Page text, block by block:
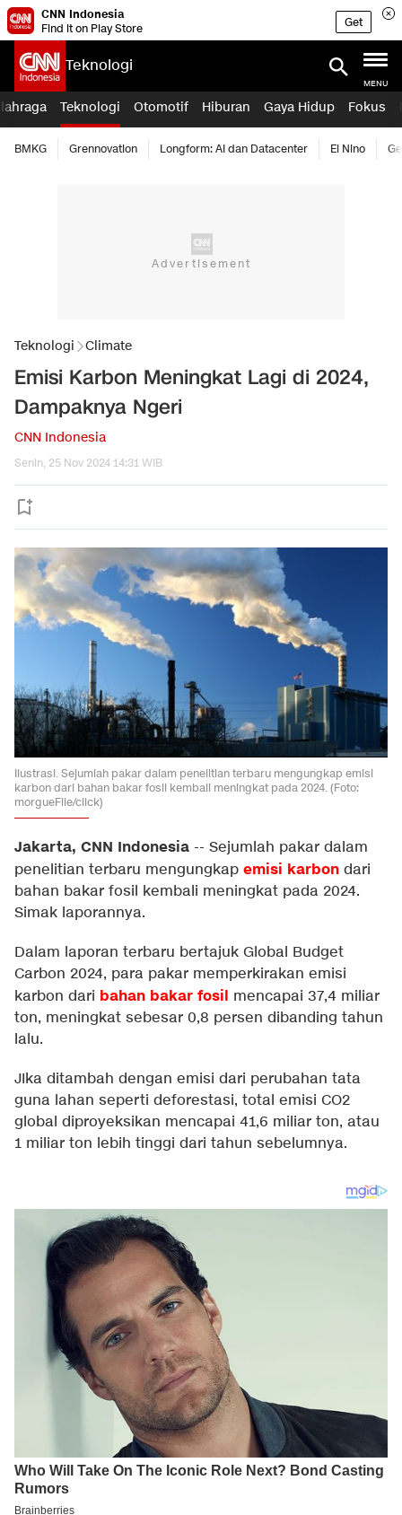
CNN Indonesia
Find it on Play Store
Get
Teknologi
MENU
Teknologi Otomotif Hiburan Gaya Hidup Fokus
BMKG Grennovation Longform: AI dan Datacenter El Nino
Teknologi Climate
Emisi Karbon Meningkat Lagi di 2024,
Dampaknya Ngeri
CNN Indonesia
Senin, 25 Nov 2024 14:31 WIB
Ilustrasi. Sejumlah pakar dalam penelitian terbaru mengungkap emisi
karbon dari bahan bakar fosil kembali meningkat pada 2024. (Foto:
morgueFile/click)
Jakarta, CNN Indonesia -- Sejumlah pakar dalam
penelitian terbaru mengungkap emisi karbon dari
bahan bakar fosil kembali meningkat pada 2024.
Simak laporannya.
Dalam laporan terbaru bertajuk Global Budget
Carbon 2024, para pakar memperkirakan emisi
karbon dari bahan bakar fosil mencapai 37,4 miliar
ton, meningkat sebesar 0,8 persen dibanding tahun
lalu.
JIka ditambah dengan emisi dari perubahan tata
guna lahan seperti deforestasi, total emisi CO2
global diproyeksikan mencapai 41,6 miliar ton, atau
1 miliar ton lebih tinggi dari tahun sebelumnya.